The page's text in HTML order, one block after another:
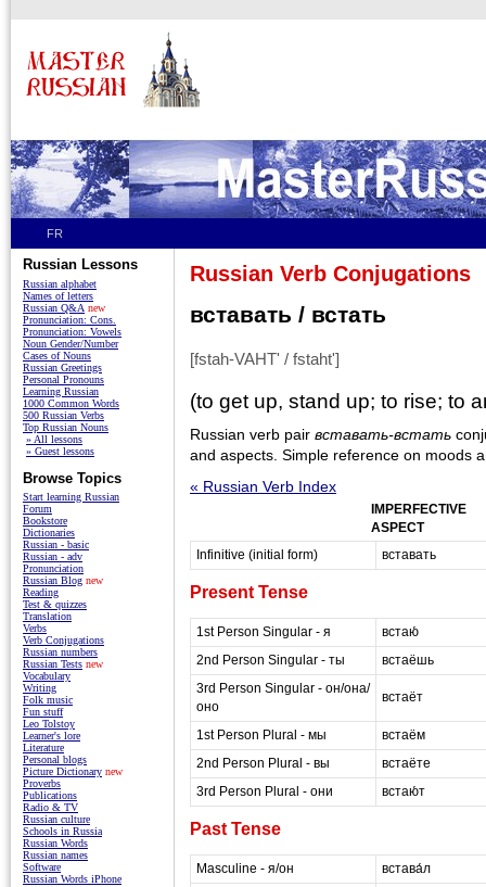
FR
Russian Verb Conjugations
вставать / встать
[fstah-VAHT' / fstaht']
(to get up, stand up; to rise; to
Russian verb pair вставать-встать
and aspects. Simple reference on moods
« Russian Verb Index
IMPERFECTIVE
ASPECT
Infinitive (initial form)
вставать
Present Tense
1st Person Singular - я
встаю́
2nd Person Singular - ты
встаёшь
3rd Person Singular - он/она/
оно
встаёт
1st Person Plural - мы
встаём
2nd Person Plural - вы
встаёте
3rd Person Plural - они
встаю́т
Past Tense
Masculine - я/он
встава́л
Russian Lessons
Russian alphabet
Names of letters
Russian Q&A new
Pronunciation: Cons.
Pronunciation: Vowels
Noun Gender/Number
Cases of Nouns
Russian Greetings
Personal Pronouns
Learning Russian
1000 Common Words
500 Russian Verbs
Top Russian Nouns
» All lessons
» Guest lessons
Browse Topics
Start learning Russian
Forum
Bookstore
Dictionaries
Russian - basic
Russian - adv
Pronunciation
Russian Blog new
Reading
Test & quizzes
Translation
Verbs
Verb Conjugations
Russian numbers
Russian Tests new
Vocabulary
Writing
Folk music
Fun stuff
Leo Tolstoy
Learner's lore
Literature
Personal blogs
Picture Dictionary new
Proverbs
Publications
Radio & TV
Russian culture
Schools in Russia
Russian Words
Russian names
Software
Russian Words iPhone